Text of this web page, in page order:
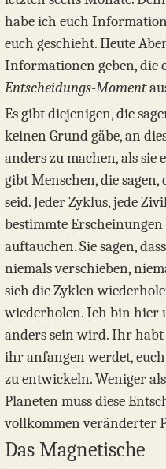
habe ich euch
euch geschieht. Heute
Informationen geben, die
Entscheidungs-Moment
Es gibt diejenigen, die
keinen Grund gäbe, an
anders zu machen, als sie
gibt Menschen, die
seid. Jeder Zyklus, jede
bestimmte
auftauchen. Sie sagen,
niemals verschieben,
sich die Zyklen
wiederholen. Ich bin hier
anders sein wird. Ihr
ihr anfangen werdet,
zu entwickeln. Weniger
Planeten muss diese
vollkommen veränderter
Das Magnetische